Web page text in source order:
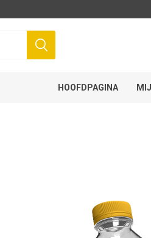
HOOFDPAGINA